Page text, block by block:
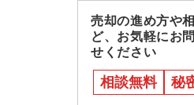
売却の進め方や
ど、お気軽にお
せください
相談無料 秘